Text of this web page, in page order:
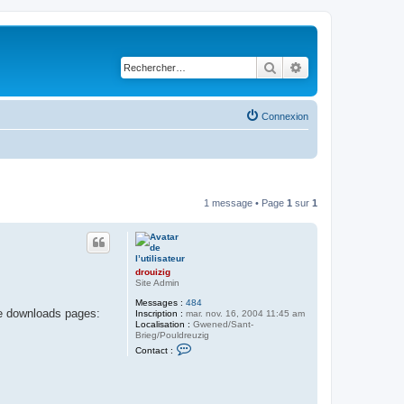
Rechercher
Connexion
1 message • Page 1 sur 1
drouizig
Site Admin
Messages : 484
Inscription : mar. nov. 16, 2004 11:45 am
Localisation : Gwened/Sant-
Brieg/Pouldreuzig
Contact :
pages: